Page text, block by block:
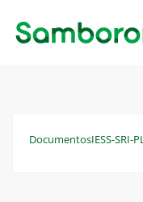
DocumentosIESS-SRI-